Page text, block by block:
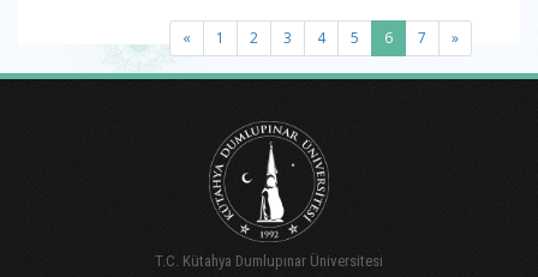
« 1 2 3 4 5 6(current)
7 »
T.C. Kütahya Dumlupınar Üniversitesi